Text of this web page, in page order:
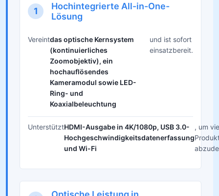
1
Hochintegrierte All-in-One-
Lösung
Vereintdas optische Kernsystem
(kontinuierliches
Zoomobjektiv), ein
hochauflösendes
Kameramodul sowie LED-
Ring- und
Koaxialbeleuchtung
und ist sofort
einsatzbereit.
UnterstütztHDMI-Ausgabe in 4K/1080p, USB 3.0-
Hochgeschwindigkeitsdatenerfassung
und Wi-Fi
, um